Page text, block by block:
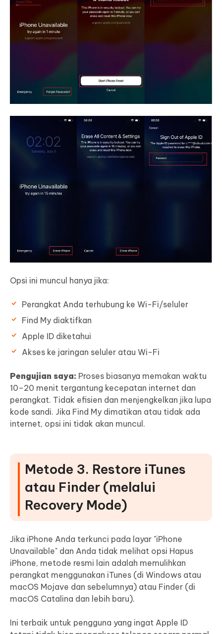
Opsi ini muncul hanya jika:
Perangkat Anda terhubung ke Wi-Fi/seluler
Find My diaktifkan
Apple ID diketahui
Akses ke jaringan seluler atau Wi-Fi
Pengujian saya: Proses biasanya memakan waktu
10–20 menit tergantung kecepatan internet dan
perangkat. Tidak efisien dan menjengkelkan jika lupa
kode sandi. Jika Find My dimatikan atau tidak ada
internet, opsi ini tidak akan muncul.
Metode 3. Restore iTunes
atau Finder (melalui
Recovery Mode)
Jika iPhone Anda terkunci pada layar "iPhone
Unavailable" dan Anda tidak melihat opsi Hapus
iPhone, metode resmi lain adalah memulihkan
perangkat menggunakan iTunes (di Windows atau
macOS Mojave dan sebelumnya) atau Finder (di
macOS Catalina dan lebih baru).
Ini terbaik untuk pengguna yang ingat Apple ID